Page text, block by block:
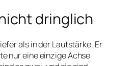
dringlich
als in der Lautstärke. Er
nur eine einzige Achse